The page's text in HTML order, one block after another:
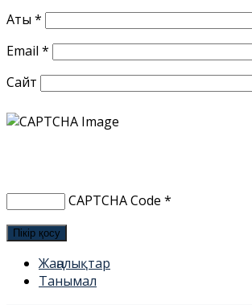
Аты *
Email *
Сайт
CAPTCHA Code *
Жаңалықтар
Танымал